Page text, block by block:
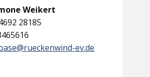
Weikert
28185
ev.de